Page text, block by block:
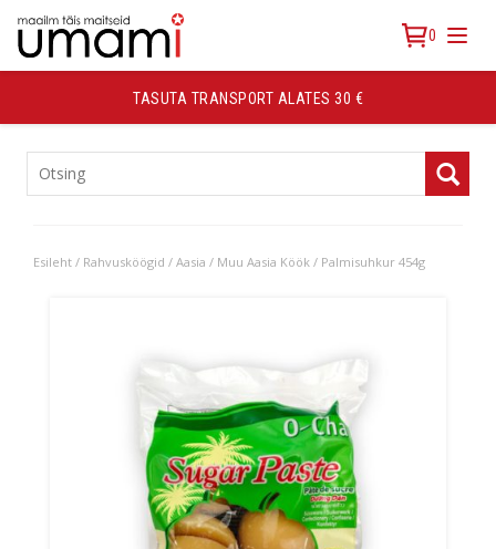
0
TASUTA TRANSPORT ALATES 30 €
TOOTEKATEGOORIAD
Esileht / Rahvusköögid / Aasia / Muu Aasia Köök / Palmisuhkur 454g